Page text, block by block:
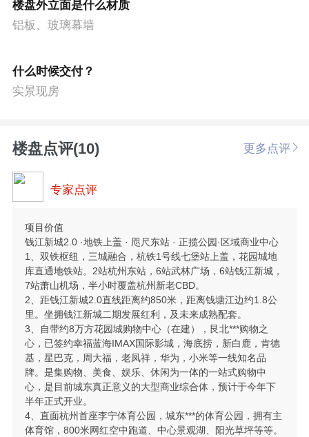
楼盘外立面是什么材质
铝板、玻璃幕墙
什么时候交付？
实景现房
楼盘点评(10) 更多点评
专家点评
项目价值
钱江新城2.0 ·地铁上盖 · 咫尺东站 · 正揽公园·区域商业中心
1、双铁枢纽，三城融合，杭铁1号线七堡站上盖，花园城地
库直通地铁站。2站杭州东站，6站武林广场，6站钱江新城，
7站萧山机场，半小时覆盖杭州新老CBD。
2、距钱江新城2.0直线距离约850米，距离钱塘江边约1.8公
里。坐拥钱江新城二期发展红利，及未来成熟配套。
3、自带约8万方花园城购物中心（在建），艮北***购物之
心，已签约幸福蓝海IMAX国际影城，海底捞，新白鹿，肯德
基，星巴克，周大福，老凤祥，华为，小米等一线知名品
牌。是集购物、美食、娱乐、休闲为一体的一站式购物中
心，是目前城东真正意义的大型商业综合体，预计于今年下
半年正式开业。
4、直面杭州首座李宁体育公园，城东***的体育公园，拥有主
体育馆，800米网红空中跑道、中心景观湖、阳光草坪等等。